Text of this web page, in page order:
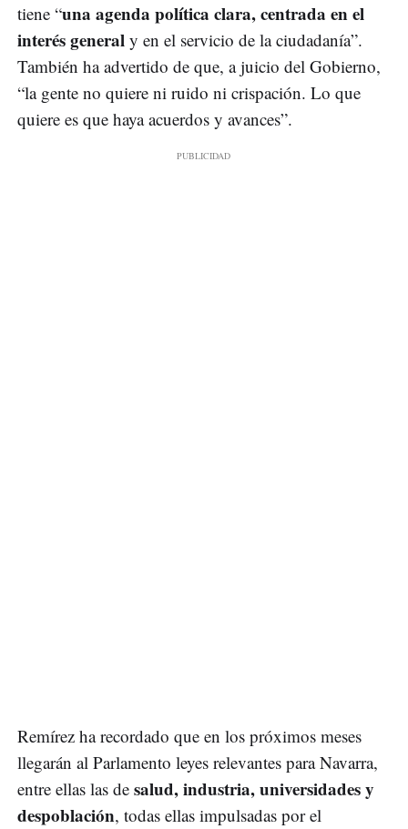
tiene “una agenda política clara, centrada en el
interés general y en el servicio de la ciudadanía”.
También ha advertido de que, a juicio del Gobierno,
“la gente no quiere ni ruido ni crispación. Lo que
quiere es que haya acuerdos y avances”.
Remírez ha recordado que en los próximos meses
llegarán al Parlamento leyes relevantes para Navarra,
entre ellas las de salud, industria, universidades y
despoblación, todas ellas impulsadas por el